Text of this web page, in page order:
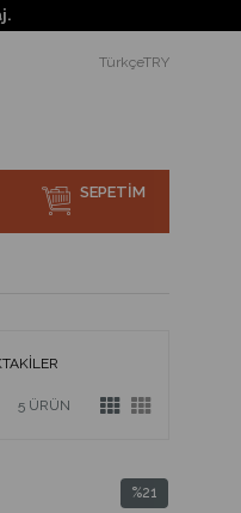
TürkçeTRY
SEPETIM
5 ÜRÜN
%21